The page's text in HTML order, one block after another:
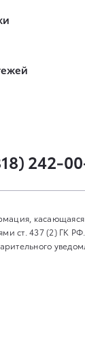
242-
ст. 437 (2) ГК